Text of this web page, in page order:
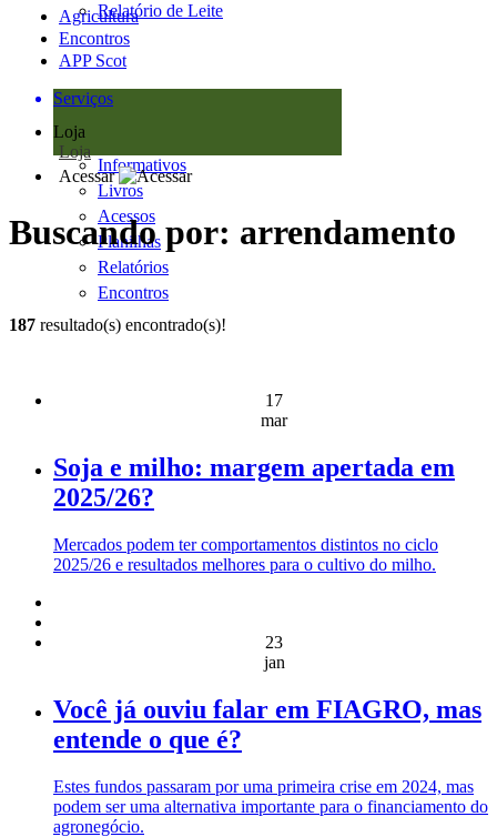
Relatório de Leite
Agricultura
Encontros
APP Scot
Serviços
Loja
Loja
Informativos
Livros
Acessos
Planilhas
Relatórios
Encontros
Acessar
Buscando por: arrendamento
187 resultado(s) encontrado(s)!
17
mar
Soja e milho: margem apertada em
2025/26?
Mercados podem ter comportamentos distintos no ciclo
2025/26 e resultados melhores para o cultivo do milho.
23
jan
Você já ouviu falar em FIAGRO, mas
entende o que é?
Estes fundos passaram por uma primeira crise em 2024, mas
podem ser uma alternativa importante para o financiamento do
agronegócio.